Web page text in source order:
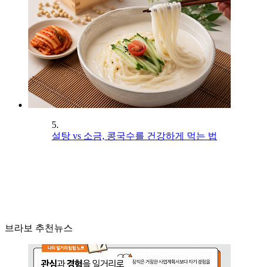
5.
설탕 vs 소금, 콩국수를 건강하게 먹는 법
브라보 추천뉴스